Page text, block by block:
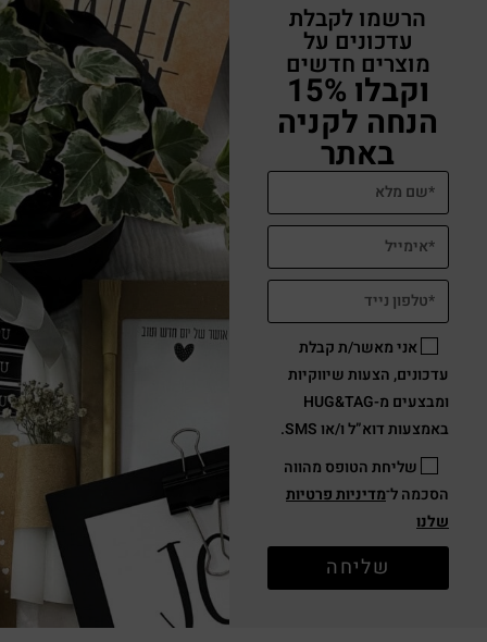
הרשמו לקבלת
עדכונים על
מוצרים חדשים
וקבלו 15%
הנחה לקניה
באתר
אני מאשר/ת קבלת
עדכונים, הצעות שיווקיות
ומבצעים מ-HUG&TAG
באמצעות דוא”ל ו/או SMS.
שליחת הטופס מהווה
הסכמה ל־מדיניות פרטיות
שלנו
שליחה